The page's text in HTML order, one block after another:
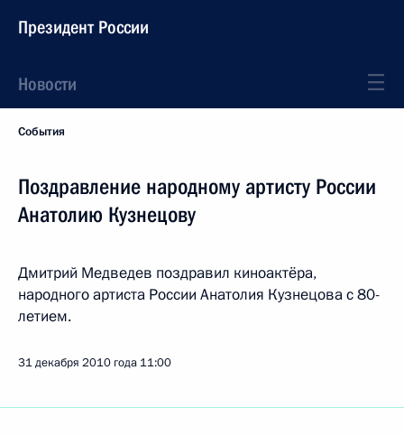
Президент России
Новости
События
Поздравление народному артисту России
Анатолию Кузнецову
Дмитрий Медведев поздравил киноактёра,
народного артиста России Анатолия Кузнецова с 80-
летием.
31 декабря 2010 года 11:00